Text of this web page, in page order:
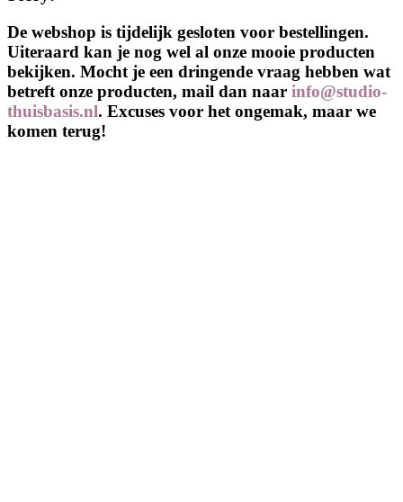
De webshop is tijdelijk gesloten voor bestellingen.
Uiteraard kan je nog wel al onze mooie producten
bekijken. Mocht je een dringende vraag hebben wat
betreft onze producten, mail dan naar info@studio-
thuisbasis.nl. Excuses voor het ongemak, maar we
komen terug!